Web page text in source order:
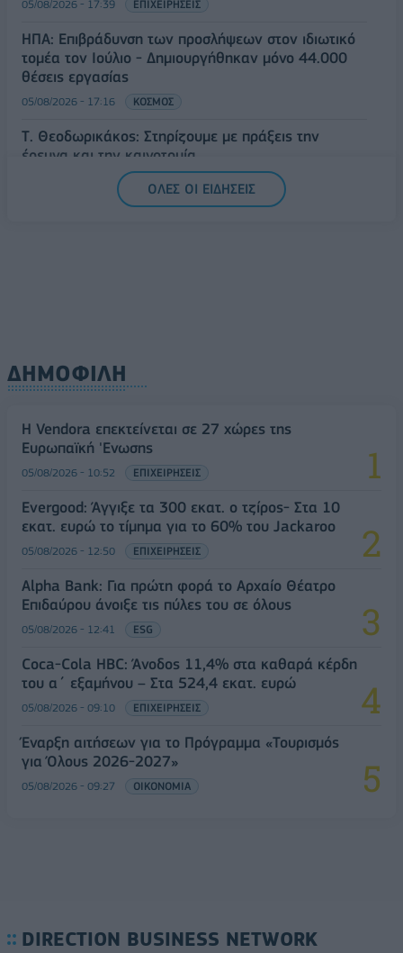
05/08/2026 - 17:39 ΕΠΙΧΕΙΡΗΣΕΙΣ
ΗΠΑ: Επιβράδυνση των προσλήψεων στον ιδιωτικό
τομέα τον Ιούλιο - Δημιουργήθηκαν μόνο 44.000
θέσεις εργασίας
05/08/2026 - 17:16 ΚΟΣΜΟΣ
Τ. Θεοδωρικάκος: Στηρίζουμε με πράξεις την
έρευνα και την καινοτομία
ΟΛΕΣ ΟΙ ΕΙΔΗΣΕΙΣ
ΔΗΜΟΦΙΛΗ
Η Vendora επεκτείνεται σε 27 χώρες της
Ευρωπαϊκή 'Ενωσης
05/08/2026 - 10:52 ΕΠΙΧΕΙΡΗΣΕΙΣ
Evergood: Άγγιξε τα 300 εκατ. ο τζίρος- Στα 10
εκατ. ευρώ το τίμημα για το 60% του Jackaroo
05/08/2026 - 12:50 ΕΠΙΧΕΙΡΗΣΕΙΣ
Alpha Bank: Για πρώτη φορά το Αρχαίο Θέατρο
Επιδαύρου άνοιξε τις πύλες του σε όλους
05/08/2026 - 12:41 ESG
Coca-Cola HBC: Άνοδος 11,4% στα καθαρά κέρδη
του α΄ εξαμήνου – Στα 524,4 εκατ. ευρώ
05/08/2026 - 09:10 ΕΠΙΧΕΙΡΗΣΕΙΣ
Έναρξη αιτήσεων για το Πρόγραμμα «Τουρισμός
για Όλους 2026-2027»
05/08/2026 - 09:27 ΟΙΚΟΝΟΜΙΑ
DIRECTION BUSINESS NETWORK